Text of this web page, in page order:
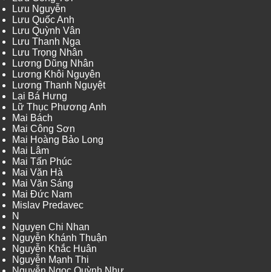
Lưu Nguyễn
Lưu Quốc Anh
Lưu Quỳnh Vân
Lưu Thanh Nga
Lưu Trọng Nhân
Lương Dũng Nhân
Lương Khôi Nguyên
Lương Thanh Nguyệt
Lại Bá Hưng
Lữ Thục Phương Anh
Mai Bách
Mai Công Sơn
Mai Hoàng Bảo Long
Mai Lâm
Mai Tấn Phúc
Mai Văn Hà
Mai Văn Sáng
Mai Đức Nam
Mislav Predavec
N
Nguyen Chi Nhan
Nguyễn Khánh Thuận
Nguyễn Khắc Huân
Nguyễn Mạnh Thi